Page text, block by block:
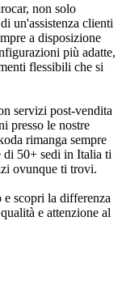
non solo
un'assistenza clienti
a disposizione
più adatte,
flessibili che si
servizi post-vendita
presso le nostre
rimanga sempre
50+ sedi in Italia ti
ovunque ti trovi.
scopri la differenza
e attenzione al